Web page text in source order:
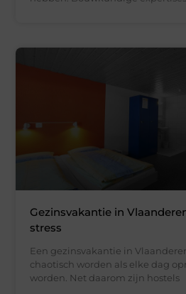
Gezinsvakantie in
stress
Een gezinsvakantie in
chaotisch worden als elke dag
worden. Net daarom zijn hostels